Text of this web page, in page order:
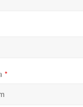
*